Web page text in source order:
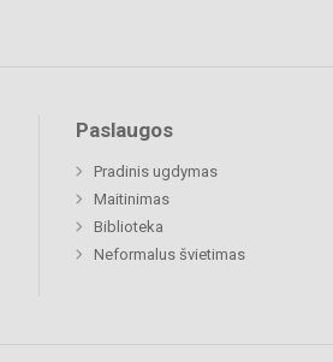
Paslaugos
Pradinis ugdymas
Maitinimas
Biblioteka
Neformalus švietimas